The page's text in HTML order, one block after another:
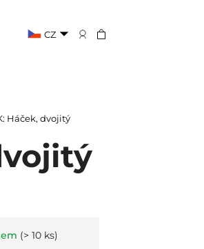
CZ
Háček, dvojitý
(> 10 ks)